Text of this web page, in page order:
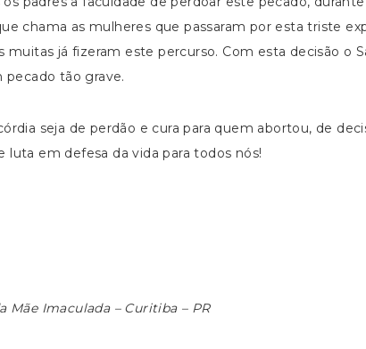
chama as mulheres que passaram por esta triste
muitas já fizeram este percurso. Com esta decisão o
pecado tão grave.
seja de perdão e cura para quem abortou, de
luta em defesa da vida para todos nós!
Mãe Imaculada – Curitiba – PR